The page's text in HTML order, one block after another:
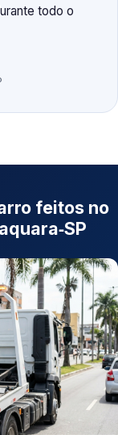
todo o
feitos no